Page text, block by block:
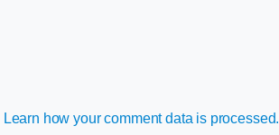
Learn how your comment data is processed.